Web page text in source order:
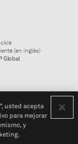
(en inglés)
Global
usted acepta
para mejorar
y